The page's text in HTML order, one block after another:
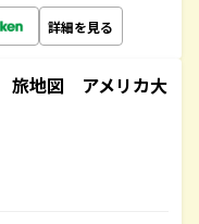
詳細を見る
旅地図 アメリカ大